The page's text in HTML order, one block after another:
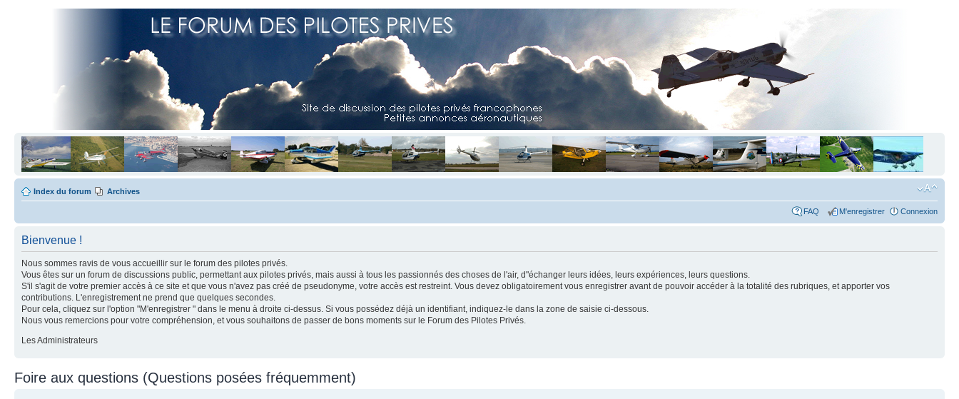
Index du forum Archives
FAQ M'enregistrer Connexion
Bienvenue !
Nous sommes ravis de vous accueillir sur le forum des pilotes privés.
Vous êtes sur un forum de discussions public, permettant aux pilotes privés, mais aussi à tous les passionnés des choses de l'air, d"échanger leurs idées, leurs expériences, leurs questions.
S'il s'agit de votre premier accès à ce site et que vous n'avez pas créé de pseudonyme, votre accès est restreint. Vous devez obligatoirement vous enregistrer avant de pouvoir accéder à la totalité des rubriques, et apporter vos
contributions. L'enregistrement ne prend que quelques secondes.
Pour cela, cliquez sur l'option "M'enregistrer " dans le menu à droite ci-dessus. Si vous possédez déjà un identifiant, indiquez-le dans la zone de saisie ci-dessous.
Nous vous remercions pour votre compréhension, et vous souhaitons de passer de bons moments sur le Forum des Pilotes Privés.
Les Administrateurs
Foire aux questions (Questions posées fréquemment)